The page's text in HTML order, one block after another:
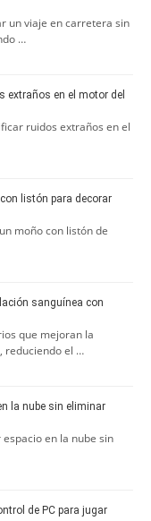
un viaje en carretera sin
…
extraños en el motor del
ruidos extraños en el
listón para decorar
moño con listón de
sanguínea con
que mejoran la
reduciendo el …
la nube sin eliminar
en la nube sin
de PC para jugar